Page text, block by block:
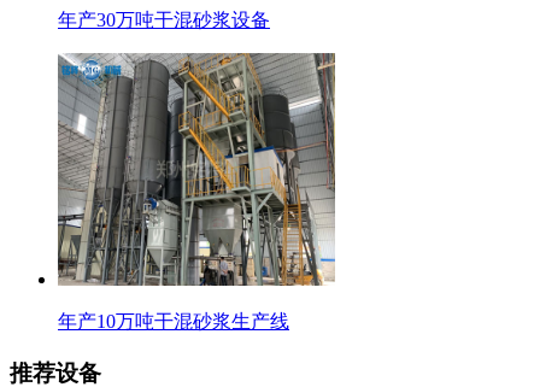
年产30万吨干混砂浆设备
年产10万吨干混砂浆生产线
推荐设备